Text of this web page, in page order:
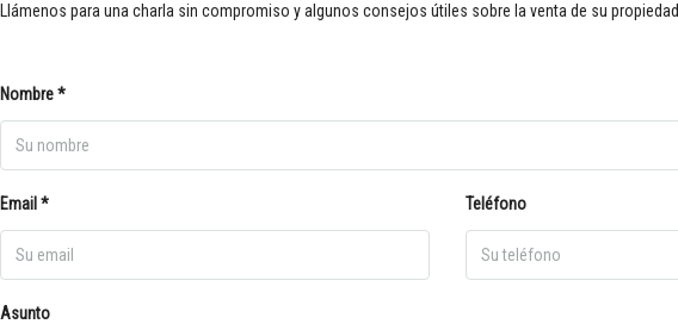
Llámenos para una charla sin compromiso y algunos consejos útiles sobre la venta de su propiedad.
Nombre *
Email * Teléfono
Asunto